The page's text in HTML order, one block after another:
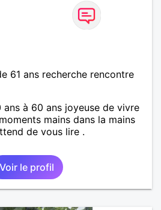
61 ans recherche rencontre
à 60 ans joyeuse de vivre
mains dans la mains
de vous lire .
Voir le profil